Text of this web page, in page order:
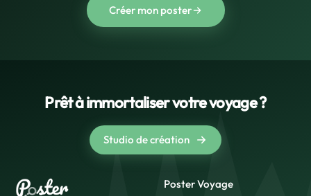
Créer mon poster
Prêt à immortaliser votre voyage ?
Studio de création
Poster Voyage